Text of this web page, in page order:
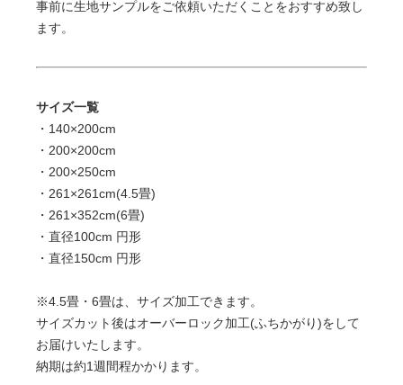
事前に生地サンプルをご依頼いただくことをおすすめ致し
ます。
サイズ一覧
・140×200cm
・200×200cm
・200×250cm
・261×261cm(4.5畳)
・261×352cm(6畳)
・直径100cm 円形
・直径150cm 円形
※4.5畳・6畳は、サイズ加工できます。
サイズカット後はオーバーロック加工(ふちかがり)をして
お届けいたします。
納期は約1週間程かかります。